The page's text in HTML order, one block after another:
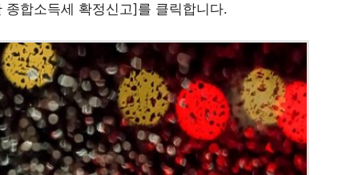
합소득세 확정신고]를 클릭합니다.